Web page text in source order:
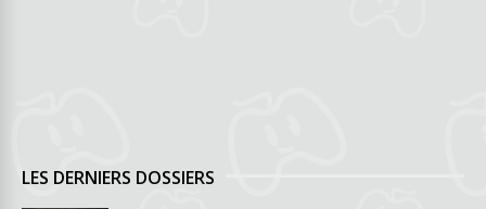
LES DERNIERS DOSSIERS